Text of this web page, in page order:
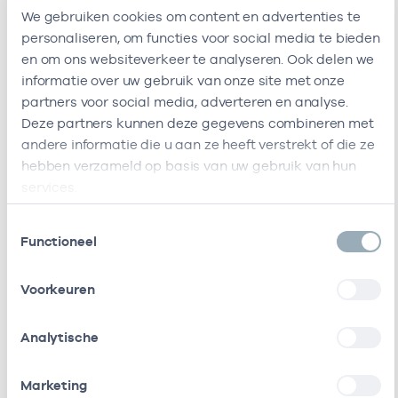
We gebruiken cookies om content en advertenties te
personaliseren, om functies voor social media te bieden
en om ons websiteverkeer te analyseren. Ook delen we
informatie over uw gebruik van onze site met onze
partners voor social media, adverteren en analyse.
Deze partners kunnen deze gegevens combineren met
andere informatie die u aan ze heeft verstrekt of die ze
hebben verzameld op basis van uw gebruik van hun
Functioneel
Voorkeuren
Analytische
Marketing
zorgverleners
Naam Rol AGB-code
H.H.
Hofstee
Eigenaar 01006872 26-04-2023
Snijders
werkzaam bij
Ondernemingen
Deze onderneming heeft een relatie met de